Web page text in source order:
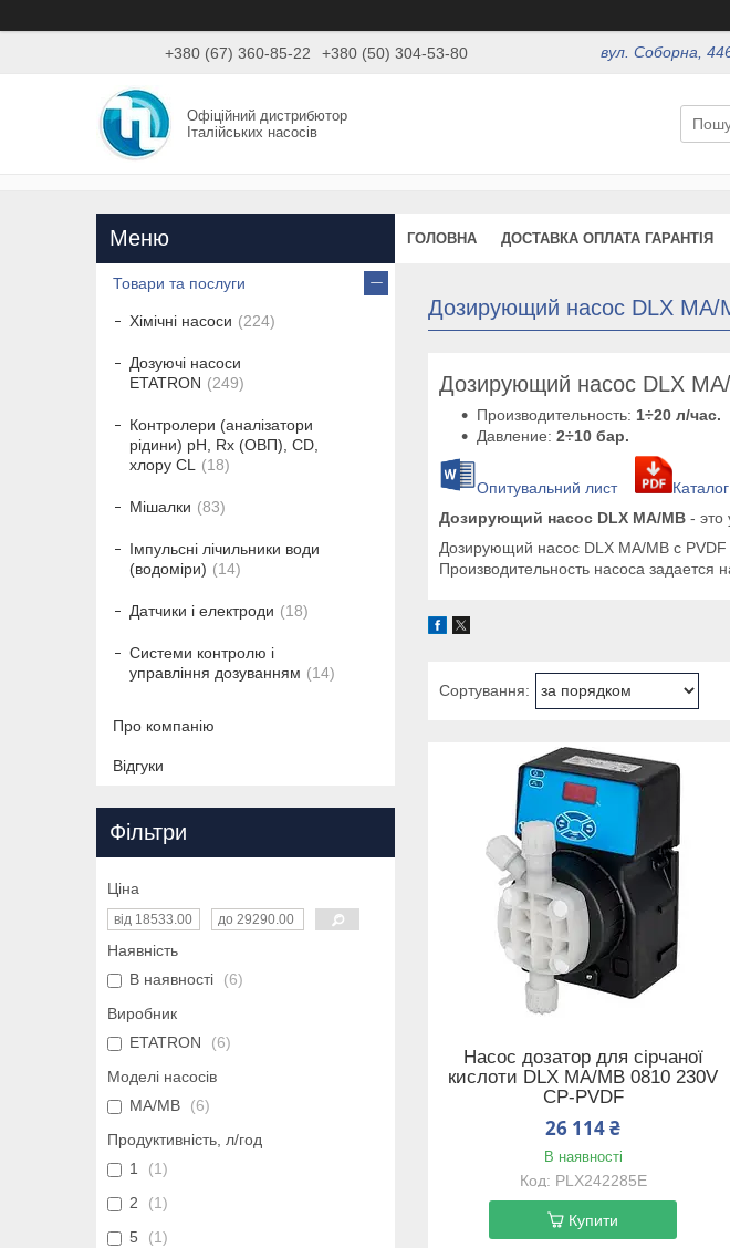
+380 (67) 360-85-22 +380 (50) 304-53-80 вул. Соборна,
Офіційний дистрибютор
Італійських насосів
ГОЛОВНА ДОСТАВКА ОПЛАТА ГАРАНТІЯ
Дозирующий насос DLX MA/
Дозирующий насос DLX
Производительность: 1÷20 л/час.
Давление: 2÷10 бар.
Опитувальний лист
Каталог
Дозирующий насос DLX MA/MB - это
Дозирующий насос DLX MA/MB с PVDF
Производительность насоса
Насос дозатор для сірчаної
кислоти DLX MA/MB 0810 230V
CP-PVDF
26 114 ₴
В наявності
PLX242285E
Купити
Товари та послуги
Хімічні насоси 224
Дозуючі насоси
ETATRON
249
Контролери (аналізатори
рідини) рН, Rx (ОВП), CD,
хлору CL
18
Мішалки 83
Імпульсні лічильники води
(водоміри)
14
Датчики і електроди 18
Системи контролю і
управління дозуванням
14
Про компанію
Відгуки
Фільтри
Ціна
Наявність
В наявності
6
Виробник
ETATRON
6
Моделі насосів
MA/MB
6
Продуктивність, л/год
1
1
2
1
5
1